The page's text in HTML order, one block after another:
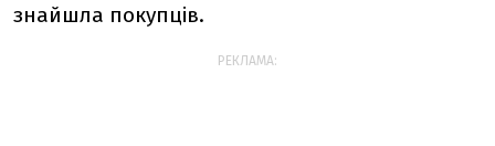
знайшла покупців.
РЕКЛАМА: